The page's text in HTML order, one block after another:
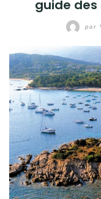
guide
par
VOYAGER